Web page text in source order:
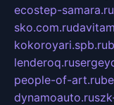
ecostep-samara.ru
sko.com.ru
kokoroyari.spb.ru
lenderoq.ru
people-of-art.ru
dynamoauto.ru